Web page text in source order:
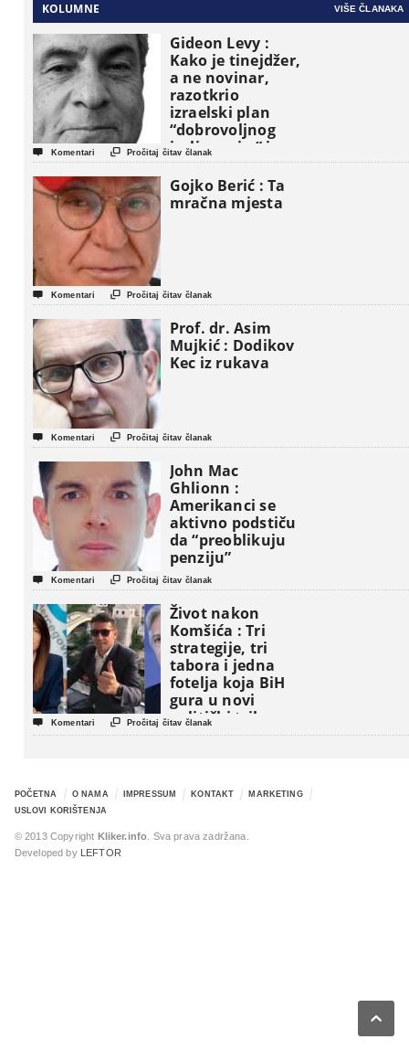
KOLUMNE VIŠE ČLANAKA
Gideon Levy :
Kako je tinejdžer,
a ne novinar,
razotkrio
izraelski plan
“dobrovoljnog
iseljavanja ” iz
Gaze
 Komentari  Pročitaj čitav članak
Gojko Berić : Ta
mračna mjesta
 Komentari  Pročitaj čitav članak
Prof. dr. Asim
Mujkić : Dodikov
Kec iz rukava
 Komentari  Pročitaj čitav članak
John Mac
Ghlionn :
Amerikanci se
aktivno podstiču
da “preoblikuju
penziju”
 Komentari  Pročitaj čitav članak
Život nakon
Komšića : Tri
strategije, tri
tabora i jedna
fotelja koja BiH
gura u novi
politički triler
 Komentari  Pročitaj čitav članak
POČETNA O NAMA IMPRESSUM KONTAKT
MARKETING
USLOVI KORIŠTENJA
© 2013 Copyright Kliker.info . Sva prava zadržana.
Developed by
LEFTOR
